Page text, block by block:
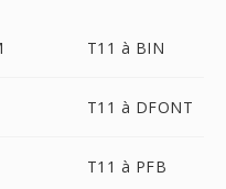
T11 à BIN
T11 à DFONT
T11 à PFB